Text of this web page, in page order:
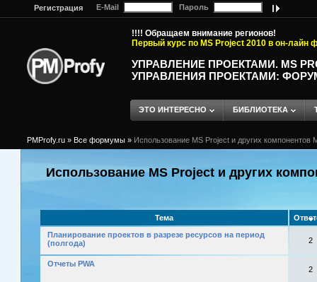
Регистрация E-Mail Пароль
!!!! Обращаем внимание регионов!
Первый курс по MS Project 2010 в он-лайн
УПРАВЛЕНИЕ ПРОЕКТАМИ. MS
УПРАВЛЕНИЯ ПРОЕКТАМИ:
ЭТО ИНТЕРЕСНО БИБЛИОТЕКА
PMProfy.ru » Все формумы » Использование MS Project и других компонентов
Использование MS Project и других
Тема
Планирование проектов в разрезе ресурсов на период
(полгода)
2
Отчеты PWA
2